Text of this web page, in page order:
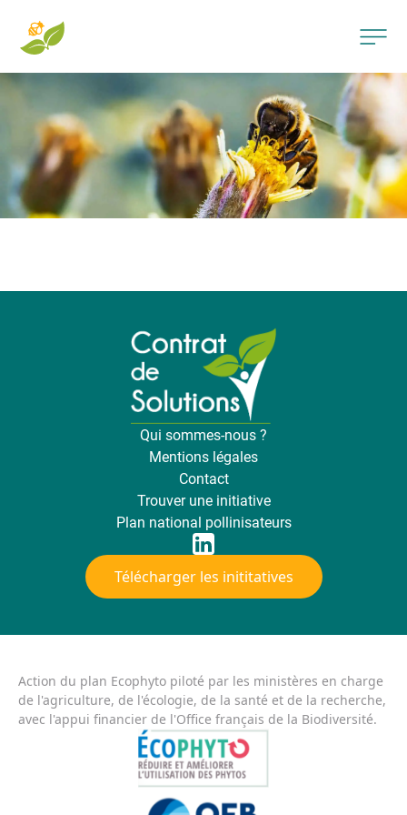
Qui sommes-nous ?
Mentions légales
Contact
Trouver une initiative
Plan national pollinisateurs
Télécharger les inititatives
Action du plan Ecophyto piloté par les ministères en charge
de l'agriculture, de l'écologie, de la santé et de la recherche,
avec l'appui financier de l'Office français de la Biodiversité.